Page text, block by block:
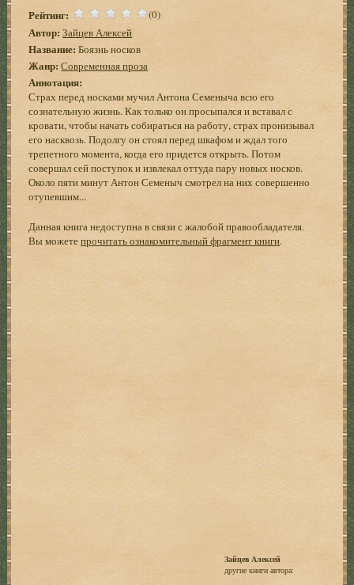
Рейтинг: (0)
Автор: Зайцев Алексей
Название: Боязнь носков
Жанр: Современная проза
Аннотация:
Страх перед носками мучил Антона Семеныча всю его
сознательную жизнь. Как только он просыпался и вставал с
кровати, чтобы начать собираться на работу, страх пронизывал
его насквозь. Подолгу он стоял перед шкафом и ждал того
трепетного момента, когда его придется открыть. Потом
совершал сей поступок и извлекал оттуда пару новых носков.
Около пяти минут Антон Семеныч смотрел на них совершенно
отупевшим...
Данная книга недоступна в связи с жалобой правообладателя.
Вы можетепрочитать ознакомительный фрагмент книги.
Зайцев Алексей
другие книги автора: